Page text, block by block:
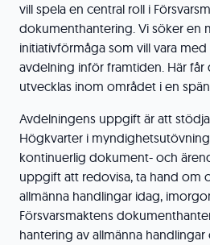
vill spela en central roll i
dokumenthantering. Vi söker en
initiativförmåga som vill vara
avdelning inför framtiden. Här får
utvecklas inom området i en
Avdelningens uppgift är att
Högkvarter i
kontinuerlig dokument- och
uppgift att redovisa, ta hand om
allmänna handlingar idag,
Försvarsmaktens
hantering av allmänna